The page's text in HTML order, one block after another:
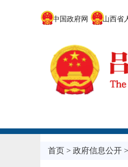
中国政府网 山西省人
首页> 政府信息公开